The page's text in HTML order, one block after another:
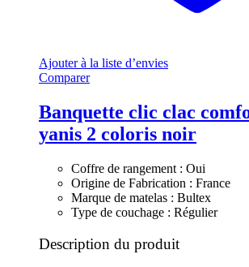
Ajouter à la liste d’envies
Comparer
Banquette clic clac
yanis 2 coloris noir
Coffre de rangement : Oui
Origine de Fabrication : France
Marque de matelas : Bultex
Type de couchage : Régulier
Description du produit